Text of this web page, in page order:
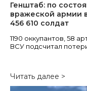
Генштаб: по
вражеской армии
456 610 солдат
1190 оккупантов, 58
ВСУ подсчитал
Читать далее >